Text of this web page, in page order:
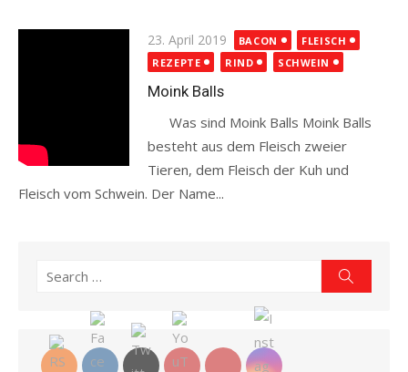
Posted
on
23. April 2019 BACON
FLEISCH
REZEPTE
RIND SCHWEIN
Moink Balls
Was sind Moink Balls Moink Balls
besteht aus dem Fleisch zweier
Tieren, dem Fleisch der Kuh und
Fleisch vom Schwein. Der Name...
Search